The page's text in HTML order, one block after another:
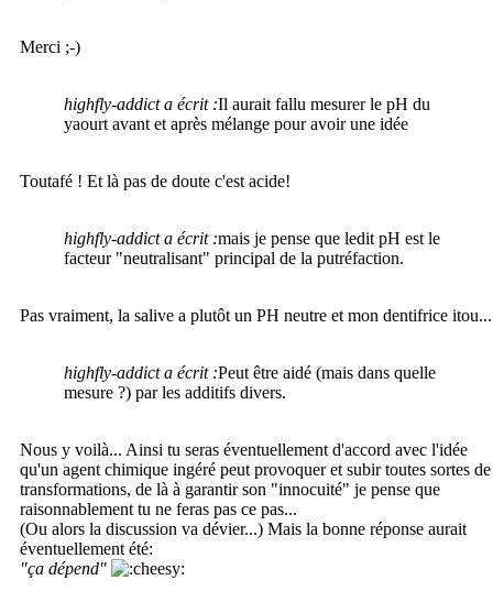
Merci ;-)
highfly-addict a écrit :Il aurait fallu mesurer le pH du
yaourt avant et après mélange pour avoir une idée
Toutafé ! Et là pas de doute c'est acide!
highfly-addict a écrit :mais je pense que ledit pH est le
facteur "neutralisant" principal de la putréfaction.
Pas vraiment, la salive a plutôt un PH neutre et mon dentifrice itou...
highfly-addict a écrit :Peut être aidé (mais dans quelle
mesure ?) par les additifs divers.
Nous y voilà... Ainsi tu seras éventuellement d'accord avec l'idée
qu'un agent chimique ingéré peut provoquer et subir toutes sortes de
transformations, de là à garantir son "innocuité" je pense que
raisonnablement tu ne feras pas ce pas...
(Ou alors la discussion va dévier...) Mais la bonne réponse aurait
éventuellement été:
"ça dépend"